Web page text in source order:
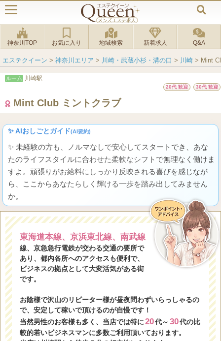
神奈川TOP お気に入り 地域検索 新着求人 Q&A
エステクイーン > 神奈川エリア > 川崎・武蔵小杉・溝の口 > 川崎 > Mint
ルーム 川崎駅
20代 歓迎 30代 歓迎
Mint Club ミントクラブ
✨ AIおしごとガイド(AI要約)
✨ 未経験の方も、ノルマなしで安心してスタートでき、あな
たのライフスタイルに合わせた柔軟なシフトで無理なく働けま
すよ。頑張りがお給料にしっかり反映される喜びを感じなが
ら、ここからあなたらしく輝ける一歩を踏み出してみません
か。
東海道本線、京浜東北線、南武線
線、京急急行電鉄が交わる交通の要所で
あり、都内各所へのアクセスも便利で、
ビジネスの拠点として大変活気がある街
です。
お陰様で沢山のリピーター様が昼夜問わずいらっしゃるの
で、安定して稼いで頂けるのが自慢です！
当然男性のお客様も多く、当店では特に20代～ 30代の比
較的若いビジネスマンに多数ご利用頂いております。